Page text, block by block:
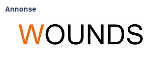
Annonse